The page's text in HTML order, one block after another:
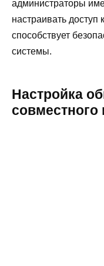
администраторы
настраивать
способствует
системы.
Настройка
совместного